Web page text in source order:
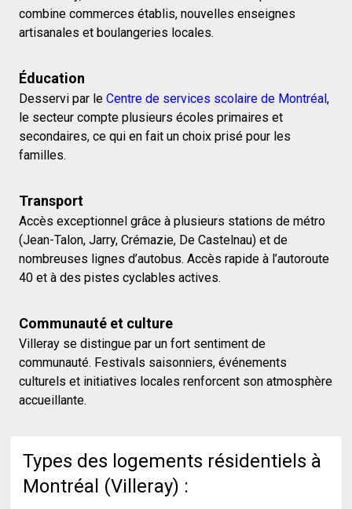
combine commerces établis, nouvelles enseignes
artisanales et boulangeries locales.
Éducation
Desservi par le Centre de services scolaire de Montréal,
le secteur compte plusieurs écoles primaires et
secondaires, ce qui en fait un choix prisé pour les
familles.
Transport
Accès exceptionnel grâce à plusieurs stations de métro
(Jean-Talon, Jarry, Crémazie, De Castelnau) et de
nombreuses lignes d’autobus. Accès rapide à l’autoroute
40 et à des pistes cyclables actives.
Communauté et culture
Villeray se distingue par un fort sentiment de
communauté. Festivals saisonniers, événements
culturels et initiatives locales renforcent son atmosphère
accueillante.
Types des logements résidentiels à
Montréal (Villeray) :